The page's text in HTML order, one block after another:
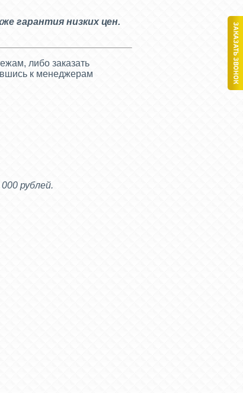
гарантия низких цен.
либо заказать
к менеджерам
рублей.